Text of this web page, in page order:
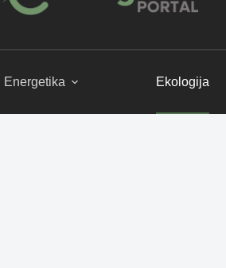
Energetika Ekologija